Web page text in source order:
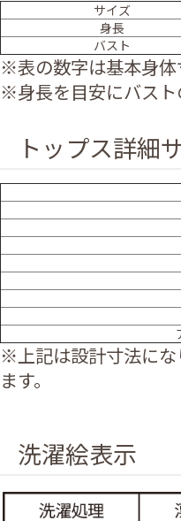
サイズ
身長
バスト
※表の数字は基本身体
※身長を目安にバス
トップス詳細
※上記は設計寸法にな
ます。
洗濯絵表示